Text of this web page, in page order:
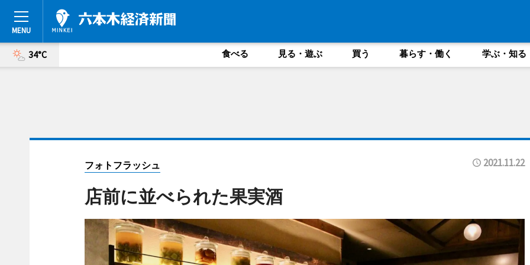
34°C 食べる 見る・遊ぶ 買う 暮らす・働く 学ぶ・知る
フォトフラッシュ 2021.11.22
店前に並べられた果実酒